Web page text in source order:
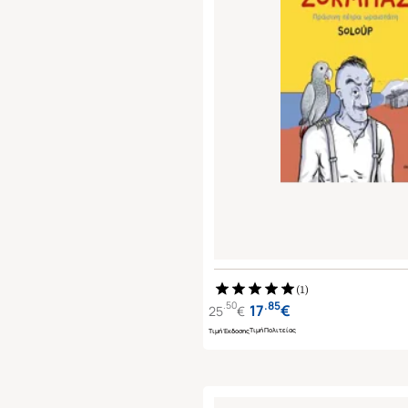
(1)
25 50€
Τιμή Έκδοσης
17.85€
Τιμή Πολιτείας